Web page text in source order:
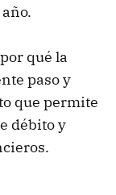
qué la
paso y
que permite
débito y